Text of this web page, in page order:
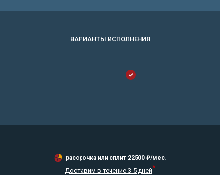
рассрочка или сплит 22500 ₽/мес.
Доставим в течение 3-5 дней*